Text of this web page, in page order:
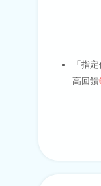
「指
高回饋